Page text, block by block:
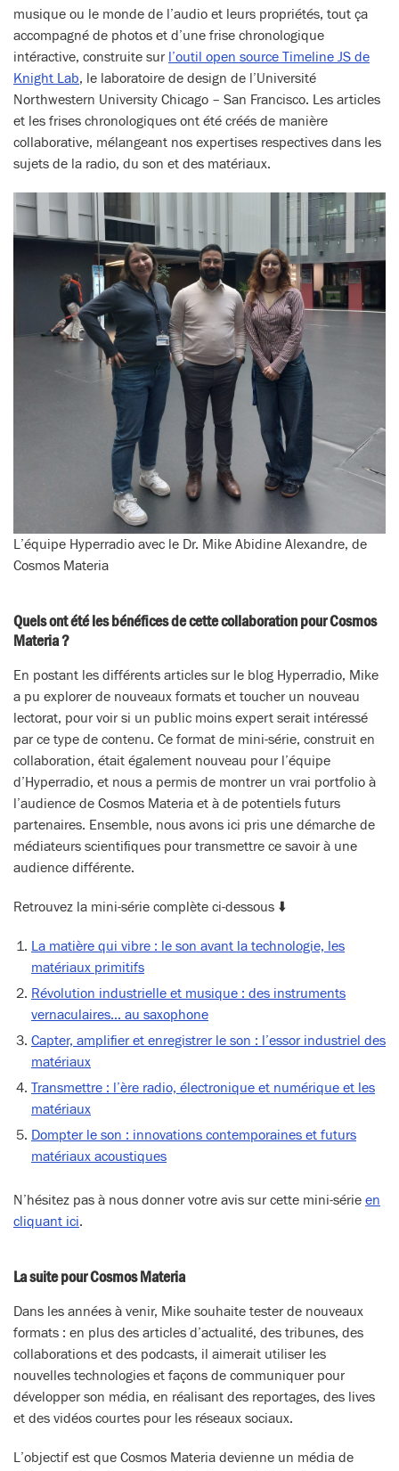
musique ou le monde de l’audio et leurs propriétés, tout ça
accompagné de photos et d’une frise chronologique
intéractive, construite sur l’outil open source Timeline JS de
Knight Lab, le laboratoire de design de l’Université
Northwestern University Chicago – San Francisco. Les articles
et les frises chronologiques ont été créés de manière
collaborative, mélangeant nos expertises respectives dans les
sujets de la radio, du son et des matériaux.
L’équipe Hyperradio avec le Dr. Mike Abidine Alexandre, de
Cosmos Materia
Quels ont été les bénéfices de cette collaboration pour Cosmos
Materia ?
En postant les différents articles sur le blog Hyperradio, Mike
a pu explorer de nouveaux formats et toucher un nouveau
lectorat, pour voir si un public moins expert serait intéressé
par ce type de contenu. Ce format de mini-série, construit en
collaboration, était également nouveau pour l’équipe
d’Hyperradio, et nous a permis de montrer un vrai portfolio à
l’audience de Cosmos Materia et à de potentiels futurs
partenaires. Ensemble, nous avons ici pris une démarche de
médiateurs scientifiques pour transmettre ce savoir à une
audience différente.
Retrouvez la mini-série complète ci-dessous ⬇️
La matière qui vibre : le son avant la technologie, les
matériaux primitifs
Révolution industrielle et musique : des instruments
vernaculaires… au saxophone
Capter, amplifier et enregistrer le son : l’essor industriel des
matériaux
Transmettre : l’ère radio, électronique et numérique et les
matériaux
Dompter le son : innovations contemporaines et futurs
matériaux acoustiques
N’hésitez pas à nous donner votre avis sur cette mini-série en
cliquant ici.
La suite pour Cosmos Materia
Dans les années à venir, Mike souhaite tester de nouveaux
formats : en plus des articles d’actualité, des tribunes, des
collaborations et des podcasts, il aimerait utiliser les
nouvelles technologies et façons de communiquer pour
développer son média, en réalisant des reportages, des lives
et des vidéos courtes pour les réseaux sociaux.
L’objectif est que Cosmos Materia devienne un média de